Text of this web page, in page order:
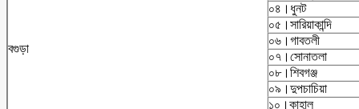
বগুড়া
০৪।ধুনট
০৫।সারিয়াকান্দি
০৬।গাবতলী
০৭।সোনাতলা
০৮।শিবগঞ্জ
০৯।দুপচাচিয়া
১০।কাহালু